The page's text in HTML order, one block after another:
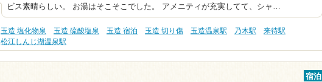
ビス素晴らしい。 お湯はそこそこでした。 アメニティが充実してて、シャ…
玉造 塩化物泉 玉造 硫酸塩泉 玉造 宿泊 玉造 切り傷 玉造温泉駅 乃木駅
来待駅
松江しんじ湖温泉駅
宿泊